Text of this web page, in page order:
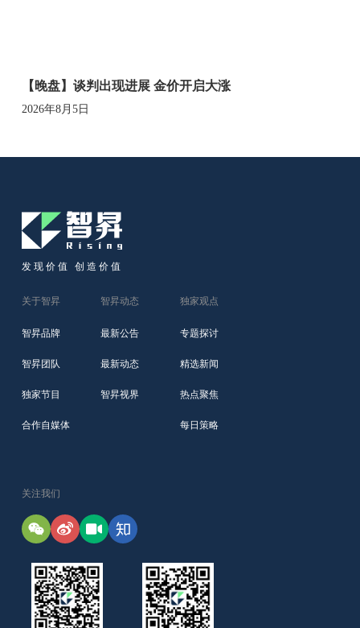
【晚盘】谈判出现进展 金价开启大涨
2026年8月5日
发现价值 创造价值
关于智昇
智昇品牌
智昇团队
独家节目
合作自媒体
智昇动态
最新公告
最新动态
智昇视界
独家观点
专题探讨
精选新闻
热点聚焦
每日策略
关注我们